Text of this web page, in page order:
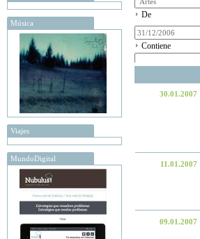
Música
Viajes
MundoDigital
De
Contiene
30.01.2007
11.01.2007
09.01.2007